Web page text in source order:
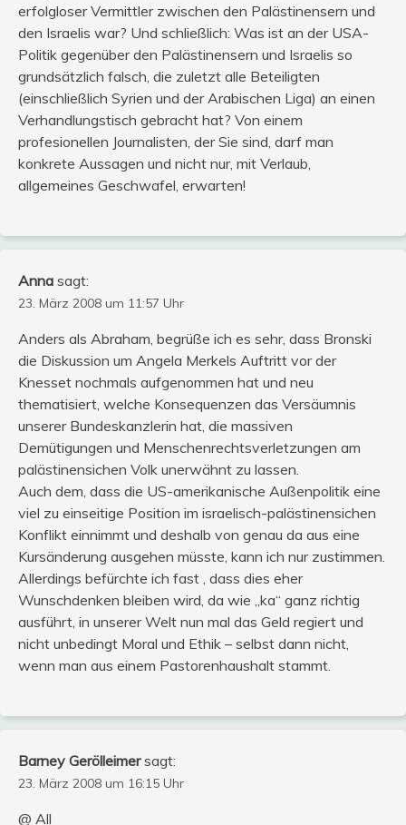
erfolgloser Vermittler zwischen den Palästinensern und
den Israelis war? Und schließlich: Was ist an der USA-
Politik gegenüber den Palästinensern und Israelis so
grundsätzlich falsch, die zuletzt alle Beteiligten
(einschließlich Syrien und der Arabischen Liga) an einen
Verhandlungstisch gebracht hat? Von einem
profesionellen Journalisten, der Sie sind, darf man
konkrete Aussagen und nicht nur, mit Verlaub,
allgemeines Geschwafel, erwarten!
Anna sagt:
23. März 2008 um 11:57 Uhr
Anders als Abraham, begrüße ich es sehr, dass Bronski
die Diskussion um Angela Merkels Auftritt vor der
Knesset nochmals aufgenommen hat und neu
thematisiert, welche Konsequenzen das Versäumnis
unserer Bundeskanzlerin hat, die massiven
Demütigungen und Menschenrechtsverletzungen am
palästinensichen Volk unerwähnt zu lassen.
Auch dem, dass die US-amerikanische Außenpolitik eine
viel zu einseitige Position im israelisch-palästinensichen
Konflikt einnimmt und deshalb von genau da aus eine
Kursänderung ausgehen müsste, kann ich nur zustimmen.
Allerdings befürchte ich fast , dass dies eher
Wunschdenken bleiben wird, da wie „ka“ ganz richtig
ausführt, in unserer Welt nun mal das Geld regiert und
nicht unbedingt Moral und Ethik – selbst dann nicht,
wenn man aus einem Pastorenhaushalt stammt.
Barney Gerölleimer sagt:
23. März 2008 um 16:15 Uhr
@ All